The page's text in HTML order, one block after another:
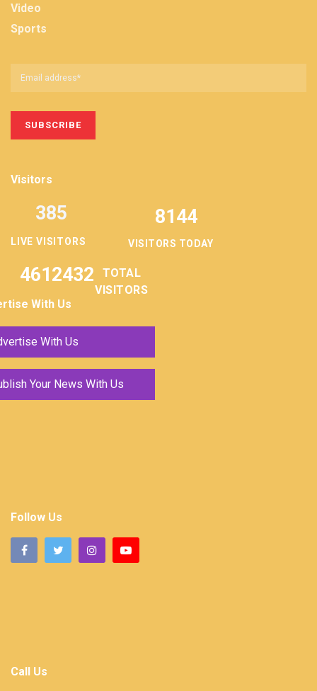
Video
Sports
Visitors
LIVE VISITORS
385 8144
VISITORS TODAY
4612432
TOTAL
VISITORS
With Us
With Us
Your News With Us
Follow Us
Call Us